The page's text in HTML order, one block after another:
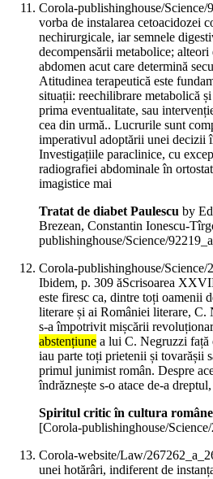
Corola-publishinghouse/Science/
vorba de instalarea cetoacidozei
nechirurgicale, iar semnele
decompensării metabolice;
abdomen acut care determină
Atitudinea terapeutică este
situații: reechilibrare metabolică și
prima eventualitate, sau
cea din urmă.. Lucrurile sunt
imperativul adoptării unei decizii
Investigațiile paraclinice, cu
radiografiei abdominale în
imagistice mai
Tratat de diabet Paulescu by
Brezean, Constantin Ionescu-
publishinghouse/Science/
Corola-publishinghouse/Science/
Ibidem, p. 309 ăScrisoarea
este firesc ca, dintre toți oamenii
literare și ai României literare, C.
s-a împotrivit mișcării
abstențiune a lui C. Negruzzi față
iau parte toți prietenii și tovarășii
primul junimist român. Despre
îndrăznește s-o atace de-a
Spiritul critic în cultura
[Corola-publishinghouse/
Corola-website/Law/
unei hotărâri, indiferent de